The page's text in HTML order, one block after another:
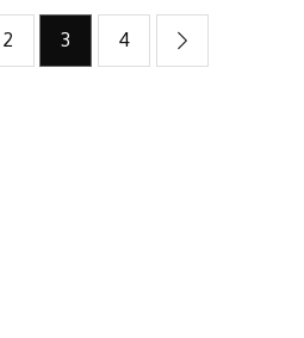
2 3 4